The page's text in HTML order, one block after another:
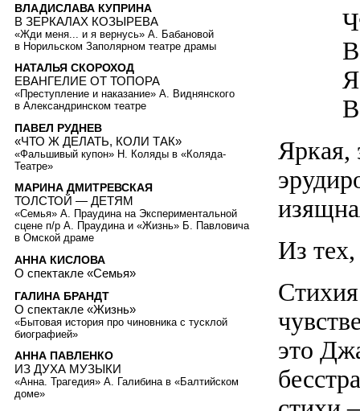
Яркая,
Из
это
ВЛАДИСЛАВА КУПРИНА
В ЗЕРКАЛАХ КОЗЫРЕВА
«Жди меня... и я вернусь» А. Бабановой
в Норильском Заполярном театре драмы
НАТАЛЬЯ СКОРОХОД
ЕВАНГЕЛИЕ ОТ ТОПОРА
«Преступление и наказание» А. Виднянского
в Александринском театре
ПАВЕЛ РУДНЕВ
«ЧТО Ж ДЕЛАТЬ, КОЛИ ТАК»
«Фальшивый купон» Н. Коляды в «Коляда-
Театре»
МАРИНА ДМИТРЕВСКАЯ
ТОЛСТОЙ — ДЕТЯМ
«Семья» А. Праудина на Экспериментальной
сцене п/р А. Праудина и «Жизнь» Б. Павловича
в Омской драме
АННА КИСЛОВА
О спектакле «Семья»
ГАЛИНА БРАНДТ
О спектакле «Жизнь»
«Бытовая история про чиновника с тусклой
биографией»
АННА ПАВЛЕНКО
ИЗ ДУХА МУЗЫКИ
«Анна. Трагедия» А. Галибина в «Балтийском
доме»